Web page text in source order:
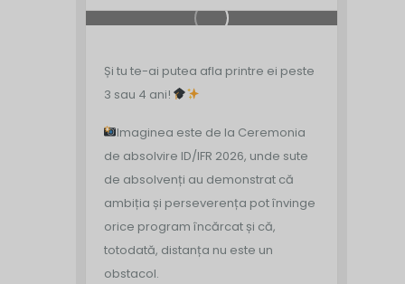
Și tu te-ai putea afla printre ei peste
3 sau 4 ani!
Imaginea este de la Ceremonia
de absolvire ID/IFR 2026, unde sute
de absolvenți au demonstrat că
ambiția și perseverența pot învinge
orice program încărcat și că,
totodată, distanța nu este un
obstacol.